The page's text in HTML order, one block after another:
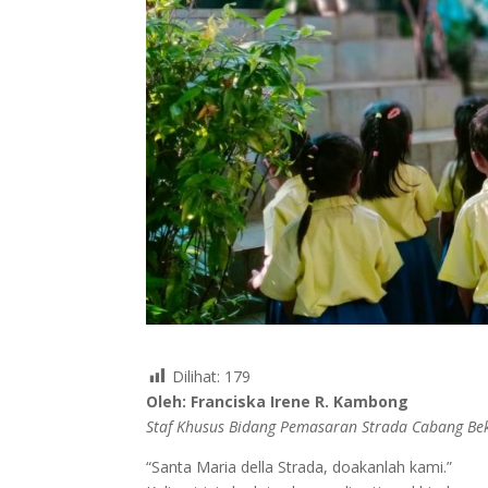
Dilihat: 179
Oleh: Franciska Irene R. Kambong
Staf Khusus Bidang Pemasaran Strada Cabang
“Santa Maria della Strada, doakanlah kami.”